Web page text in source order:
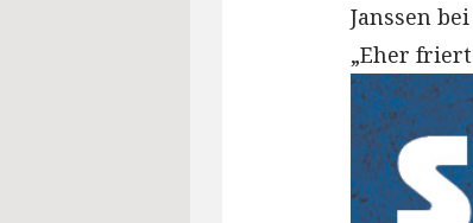
Janssen
„Eher